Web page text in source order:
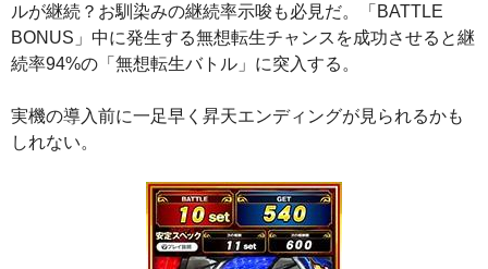
ルが継続？お馴染みの継続率示唆も必見だ。「BATTLE
BONUS」中に発生する無想転生チャンスを成功させると継
続率94%の「無想転生バトル」に突入する。
実機の導入前に一足早く昇天エンディングが見られるかも
しれない。